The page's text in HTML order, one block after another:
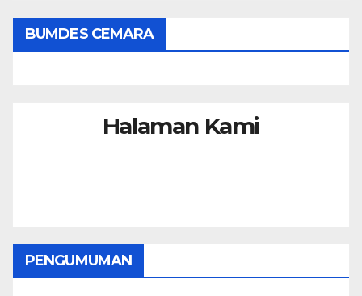
BUMDES CEMARA
Halaman Kami
PENGUMUMAN